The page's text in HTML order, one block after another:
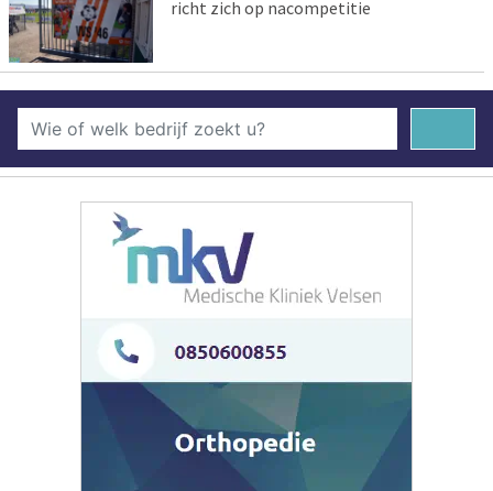
richt zich op nacompetitie